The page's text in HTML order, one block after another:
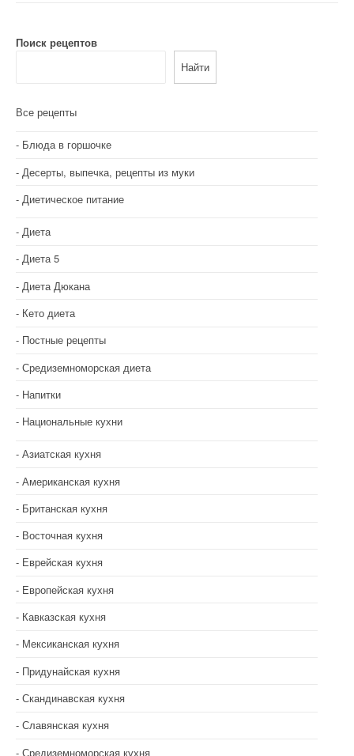
Поиск рецептов
Найти
Все рецепты
Блюда в горшочке
Десерты, выпечка, рецепты из муки
Диетическое питание
Диета
Диета 5
Диета Дюкана
Кето диета
Постные рецепты
Средиземноморская диета
Напитки
Национальные кухни
Азиатская кухня
Американская кухня
Британская кухня
Восточная кухня
Еврейская кухня
Европейская кухня
Кавказская кухня
Мексиканская кухня
Придунайская кухня
Скандинавская кухня
Славянская кухня
Средиземноморская кухня